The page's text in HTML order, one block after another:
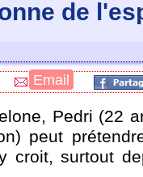
de
Email
Pedri (22
peut
croit, surtout